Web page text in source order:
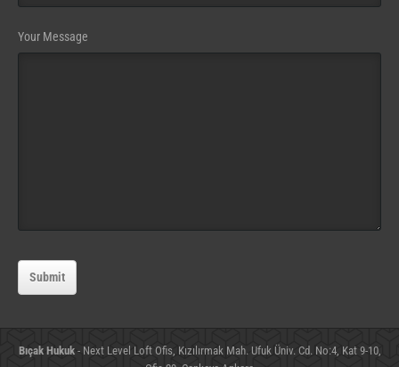
Your Message
Submit
Bıçak Hukuk- Next Level Loft Ofis, Kızılırmak Mah. Ufuk Üniv. Cd. No:4, Kat 9-10,